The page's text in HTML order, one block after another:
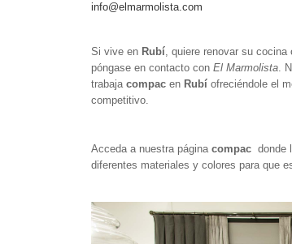
info@elmarmolista.com
Si vive en Rubí, quiere renovar su
póngase en contacto con El Marmolista.
trabaja compac en Rubí ofreciéndole el
competitivo.
Acceda a nuestra página compac donde
diferentes materiales y colores para que